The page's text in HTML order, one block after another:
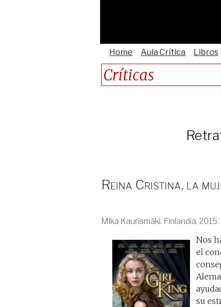
Home Aula Crítica Libros
Críticas
Reina Cristina, la
Mika Kaurismäki. Finlandia, 2015.
Nos
el
su